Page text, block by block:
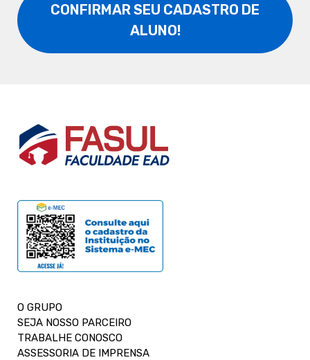
CONFIRMAR SEU CADASTRO DE
ALUNO!
O GRUPO
SEJA NOSSO PARCEIRO
TRABALHE CONOSCO
ASSESSORIA DE IMPRENSA